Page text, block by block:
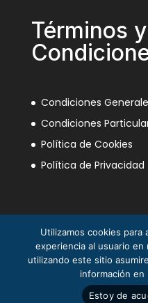
Términos y
Condiciones
Condiciones
Política de Cookies
Política de Privacidad
La Mili en el Sáhara
© Asociación Nacional
Utilizamos cookies para
experiencia al usuario
utilizando este sitio
información en
Estoy de